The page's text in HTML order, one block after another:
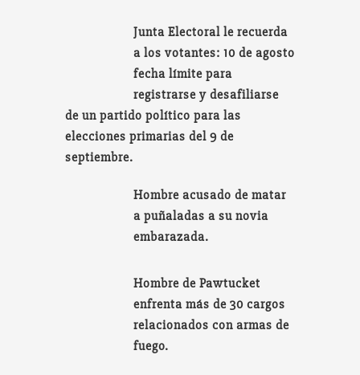
Junta Electoral le recuerda
a los votantes: 10 de agosto
fecha límite para
registrarse y desafiliarse
de un partido político para las
elecciones primarias del 9 de
septiembre.
Hombre acusado de matar
a puñaladas a su novia
embarazada.
Hombre de Pawtucket
enfrenta más de 30 cargos
relacionados con armas de
fuego.